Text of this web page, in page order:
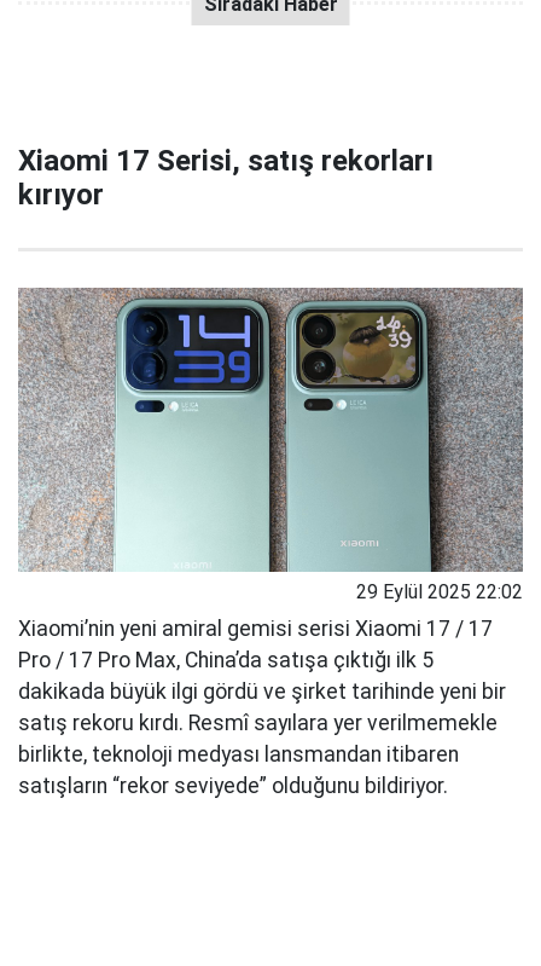
Xiaomi 17 Serisi, satış rekorları
kırıyor
29 Eylül 2025 22:02
Xiaomi’nin yeni amiral gemisi serisi Xiaomi 17 / 17
Pro / 17 Pro Max, China’da satışa çıktığı ilk 5
dakikada büyük ilgi gördü ve şirket tarihinde yeni bir
satış rekoru kırdı. Resmî sayılara yer verilmemekle
birlikte, teknoloji medyası lansmandan itibaren
satışların “rekor seviyede” olduğunu bildiriyor.